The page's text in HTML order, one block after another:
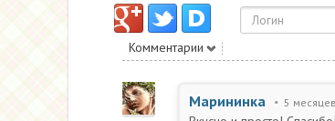
Комментарии
Марининка 5